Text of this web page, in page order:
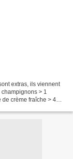
extras, ils viennent
> 1
crème fraîche > 4